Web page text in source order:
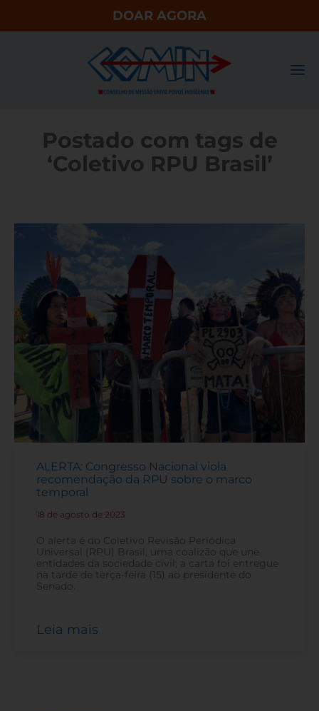
DOAR AGORA
Postado com tags de
‘Coletivo RPU Brasil’
ALERTA: Congresso Nacional viola
recomendação da RPU sobre o marco
temporal
18 de agosto de 2023
O alerta é do Coletivo Revisão Periódica
Universal (RPU) Brasil, uma coalizão que une
entidades da sociedade civil; a carta foi entregue
na tarde de terça-feira (15) ao presidente do
Senado.
Leia mais